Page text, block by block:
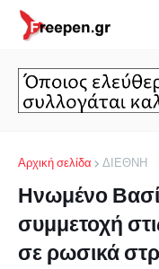
Αρχική σελίδα ΔΙΕΘΝΗ
Ηνωμένο
συμμετοχή
σε ρωσικά